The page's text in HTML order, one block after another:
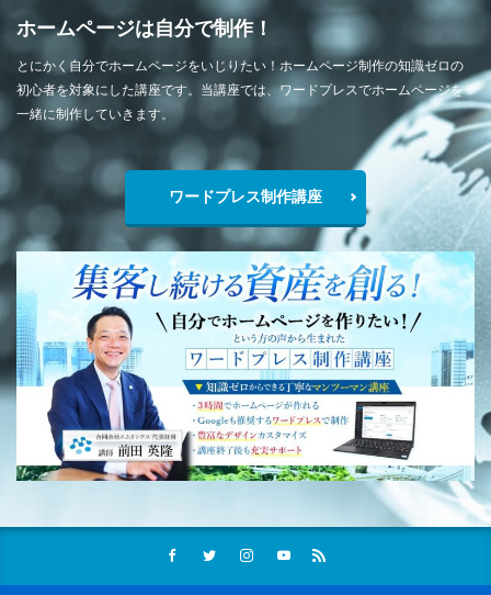
ホームページは自分で制作！
とにかく自分でホームページをいじりたい！ホームページ制作の知識ゼロの
初心者を対象にした講座です。当講座では、ワードプレスでホームページを
一緒に制作していきます。
ワードプレス制作講座